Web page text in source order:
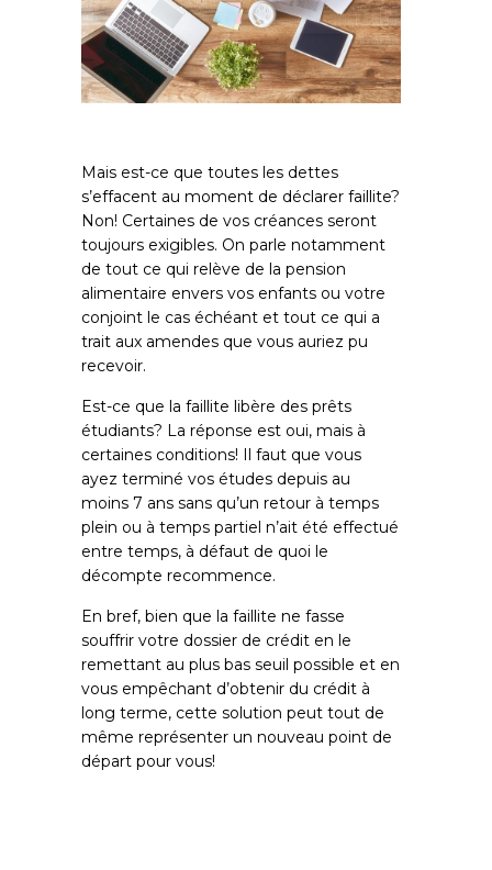
Mais est-ce que toutes les dettes
s’effacent au moment de déclarer faillite?
Non! Certaines de vos créances seront
toujours exigibles. On parle notamment
de tout ce qui relève de la pension
alimentaire envers vos enfants ou votre
conjoint le cas échéant et tout ce qui a
trait aux amendes que vous auriez pu
recevoir.
Est-ce que la faillite libère des prêts
étudiants? La réponse est oui, mais à
certaines conditions! Il faut que vous
ayez terminé vos études depuis au
moins 7 ans sans qu’un retour à temps
plein ou à temps partiel n’ait été effectué
entre temps, à défaut de quoi le
décompte recommence.
En bref, bien que la faillite ne fasse
souffrir votre dossier de crédit en le
remettant au plus bas seuil possible et en
vous empêchant d’obtenir du crédit à
long terme, cette solution peut tout de
même représenter un nouveau point de
départ pour vous!